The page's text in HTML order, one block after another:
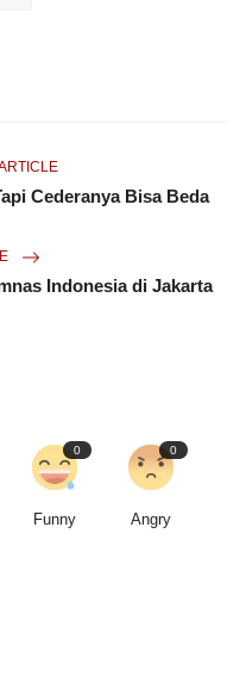
Cederanya Bisa Beda
Indonesia di Jakarta
0
Funny
0
Angry